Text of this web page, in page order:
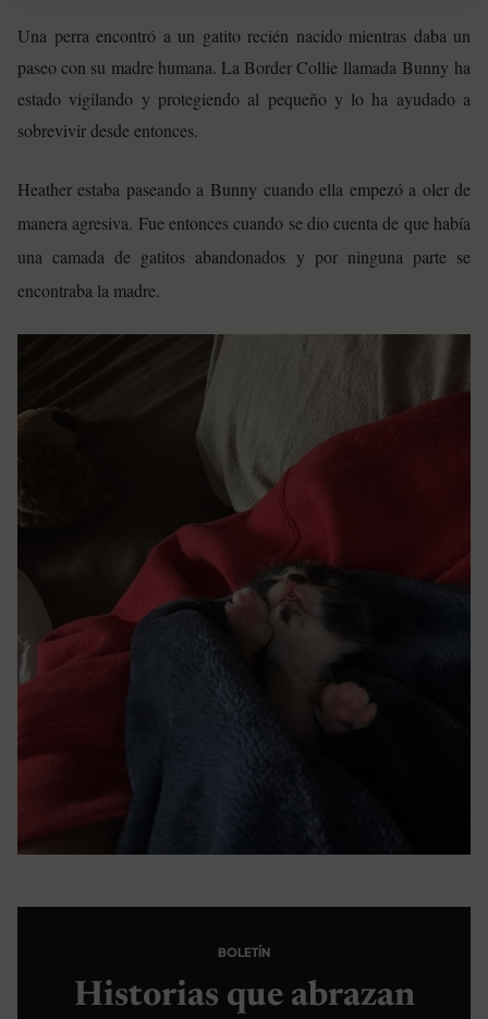
Una perra encontró a un gatito recién nacido mientras daba un
paseo con su madre humana. La Border Collie llamada Bunny ha
estado vigilando y protegiendo al pequeño y lo ha ayudado a
sobrevivir desde entonces.
Heather estaba paseando a Bunny cuando ella empezó a oler de
manera agresiva. Fue entonces cuando se dio cuenta de que había
una camada de gatitos abandonados y por ninguna parte se
encontraba la madre.
BOLETÍN
Historias que abrazan